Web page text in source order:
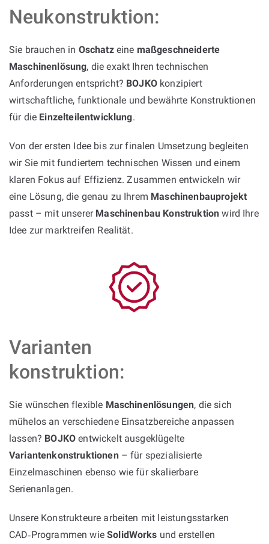
Neukonstruktion:
Sie brauchen in Oschatzeine maßgeschneiderte
Maschinenlösung, die exakt Ihren technischen
Anforderungen entspricht? BOJKOkonzipiert
wirtschaftliche, funktionale und bewährte Konstruktionen
für die Einzelteilentwicklung.
Von der ersten Idee bis zur finalen Umsetzung begleiten
wir Sie mit fundiertem technischen Wissen und einem
klaren Fokus auf Effizienz. Zusammen entwickeln wir
eine Lösung, die genau zu Ihrem Maschinenbauprojekt
passt – mit unserer Maschinenbau Konstruktion wird Ihre
Idee zur marktreifen Realität.
Varianten
konstruktion:
Sie wünschen flexible Maschinenlösungen, die sich
mühelos an verschiedene Einsatzbereiche anpassen
lassen? BOJKO entwickelt ausgeklügelte
Variantenkonstruktionen– für spezialisierte
Einzelmaschinen ebenso wie für skalierbare
Serienanlagen.
Unsere Konstrukteure arbeiten mit leistungsstarken
CAD‑Programmen wieSolidWorks und erstellen